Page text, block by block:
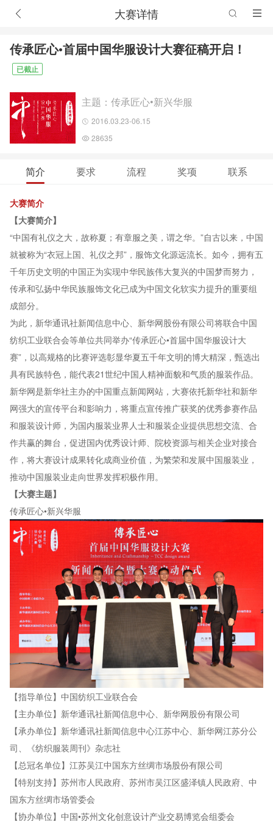
大赛详情
传承匠心•首届中国华服设计大赛征稿开启！
已截止
主题：传承匠心•新兴华服
2016.03.23-06.15
28635
简介 要求 流程 奖项 联系
大赛简介
【大赛简介】
“中国有礼仪之大，故称夏；有章服之美，谓之华。”自古以来，中国
就被称为“衣冠上国、礼仪之邦”，服饰文化源远流长。如今，拥有五
千年历史文明的中国正为实现中华民族伟大复兴的中国梦而努力，
传承和弘扬中华民族服饰文化已成为中国文化软实力提升的重要组
成部分。
为此，新华通讯社新闻信息中心、新华网股份有限公司将联合中国
纺织工业联合会等单位共同举办“传承匠心•首届中国华服设计大
赛”，以高规格的比赛评选彰显华夏五千年文明的博大精深，甄选出
具有民族特色，能代表21世纪中国人精神面貌和气质的服装作品。
新华网是新华社主办的中国重点新闻网站，大赛依托新华社和新华
网强大的宣传平台和影响力，将重点宣传推广获奖的优秀参赛作品
和服装设计师，为国内服装业界人士和服装企业提供思想交流、合
作共赢的舞台，促进国内优秀设计师、院校资源与相关企业对接合
作，将大赛设计成果转化成商业价值，为繁荣和发展中国服装业，
推动中国服装业走向世界发挥积极作用。
【大赛主题】
传承匠心•新兴华服
【指导单位】 中国纺织工业联合会
【主办单位】 新华通讯社新闻信息中心、 新华网股份有限公司
【承办单位】 新华通讯社新闻信息中心江苏中心、 新华网江苏分公
司、
《纺织服装周刊》杂志社
【总冠名单位】 江苏吴江中国东方丝绸市场股份有限公司
【特别支持】 苏州市人民政府、 苏州市吴江区盛泽镇人民政府、 中
国东方丝绸市场管委会
【协办单位】 中国•苏州文化创意设计产业交易博览会组委会